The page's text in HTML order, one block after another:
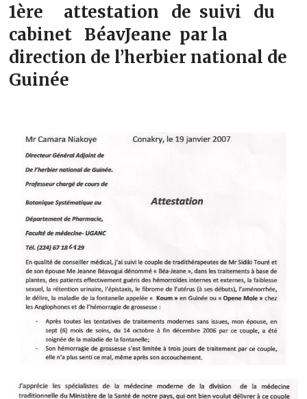
1ère attestation de suivi du
cabinet BéavJeane par la
direction de l’herbier national de
Guinée